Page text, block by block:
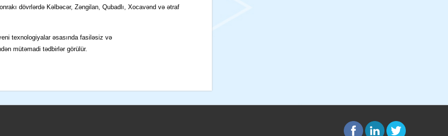
dövrlərdə Kəlbəcər, Zəngilan, Qubadlı, Xocavənd və ətraf
texnologiyalar əsasında fasiləsiz və
mütəmadi tədbirlər görülür.